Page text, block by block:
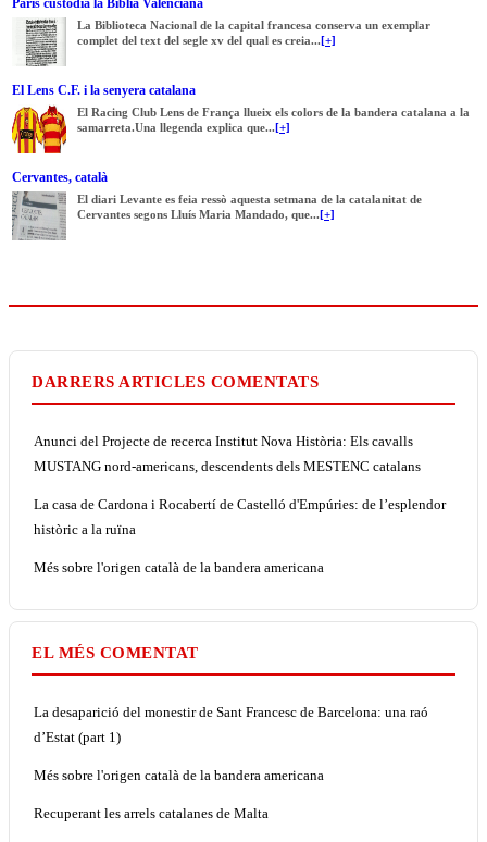
París custodia la Bíblia Valenciana
La Biblioteca Nacional de la capital francesa conserva un exemplar
complet del text del segle xv del qual es creia... [+]
El Lens C.F. i la senyera catalana
El Racing Club Lens de França llueix els colors de la bandera catalana a la
samarreta.Una llegenda explica que... [+]
Cervantes, català
El diari Levante es feia ressò aquesta setmana de la catalanitat de
Cervantes segons Lluís Maria Mandado, que... [+]
DARRERS ARTICLES COMENTATS
Anunci del Projecte de recerca Institut Nova Història: Els cavalls
MUSTANG nord-americans, descendents dels MESTENC catalans
La casa de Cardona i Rocabertí de Castelló d'Empúries: de l’esplendor
històric a la ruïna
Més sobre l'origen català de la bandera americana
EL MÉS COMENTAT
La desaparició del monestir de Sant Francesc de Barcelona: una raó
d’Estat (part 1)
Més sobre l'origen català de la bandera americana
Recuperant les arrels catalanes de Malta